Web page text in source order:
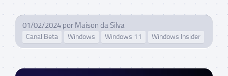
01/02/2024 por Maison da Silva
Canal Beta Windows Windows 11 Windows Insider